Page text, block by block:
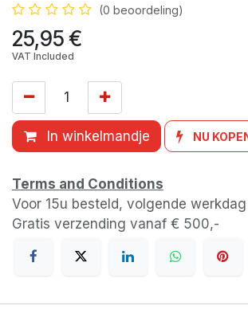
(0 beoordeling)
25,95€
VAT Included
In winkelmandje NU
Terms and Conditions
Voor 15u besteld, volgende
Gratis verzending vanaf € 500,-